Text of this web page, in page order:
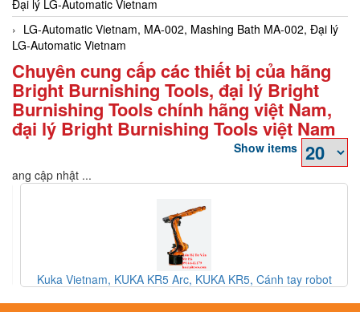
Đại lý LG-Automatic Vietnam
LG-Automatic Vietnam, MA-002, Mashing Bath MA-002, Đại lý
LG-Automatic Vietnam
Chuyên cung cấp các thiết bị của hãng
Bright Burnishing Tools, đại lý Bright
Burnishing Tools chính hãng việt Nam,
đại lý Bright Burnishing Tools việt Nam
Show items
Đang cập nhật ...
Kuka Vietnam, KUKA KR5 Arc, KUKA KR5, Cánh tay robot